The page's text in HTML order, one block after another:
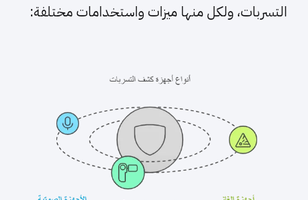
التسربات، ولكل منها ميزات واستخدامات مختلفة: